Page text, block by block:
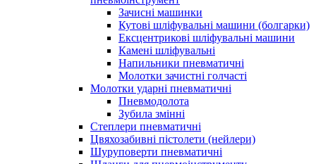
Зачисні машинки
Кутові шліфувальні машини (болгарки)
Ексцентрикові шліфувальні машини
Камені шліфувальні
Напильники пневматичні
Молотки зачистні голчасті
Молотки ударні пневматичні
Пневмодолота
Зубила змінні
Степлери пневматичні
Цвяхозабивні пістолети (нейлери)
Шуруповерти пневматичні